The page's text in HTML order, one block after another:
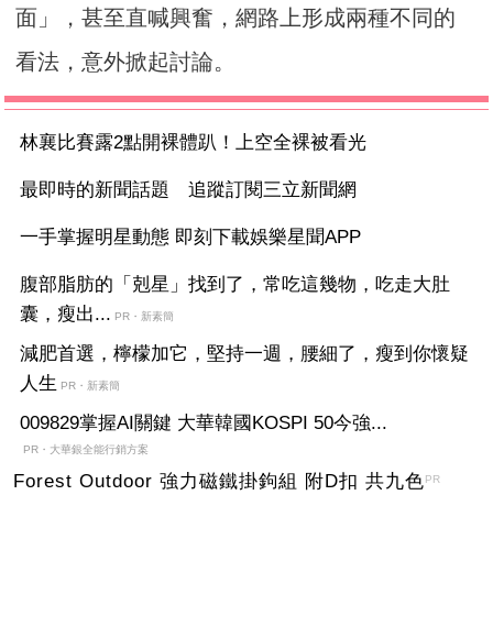
面」，甚至直喊興奮，網路上形成兩種不同的
看法，意外掀起討論。
林襄比賽露2點開裸體趴！上空全裸被看光
最即時的新聞話題 追蹤訂閱三立新聞網
一手掌握明星動態 即刻下載娛樂星聞APP
腹部脂肪的「剋星」找到了，常吃這幾物，吃走大肚
囊，瘦出... PR・新素簡
減肥首選，檸檬加它，堅持一週，腰細了，瘦到你懷疑
人生 PR・新素簡
009829掌握AI關鍵 大華韓國KOSPI 50今強...
PR・大華銀全能行銷方案
Forest Outdoor 強力磁鐵掛鉤組 附D扣 共九色PR